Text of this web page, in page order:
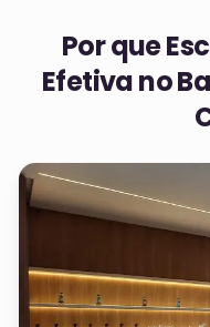
Por que
Efetiva no